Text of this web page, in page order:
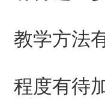
教学方法
程度有待